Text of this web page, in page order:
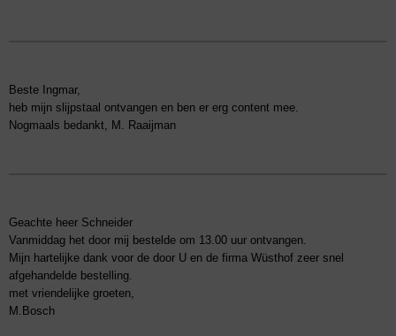
Beste Ingmar,
heb mijn slijpstaal ontvangen en ben er erg content mee.
Nogmaals bedankt, M. Raaijman
Geachte heer Schneider
Vanmiddag het door mij bestelde om 13.00 uur ontvangen.
Mijn hartelijke dank voor de door U en de firma Wüsthof zeer snel
afgehandelde bestelling.
met vriendelijke groeten,
M.Bosch